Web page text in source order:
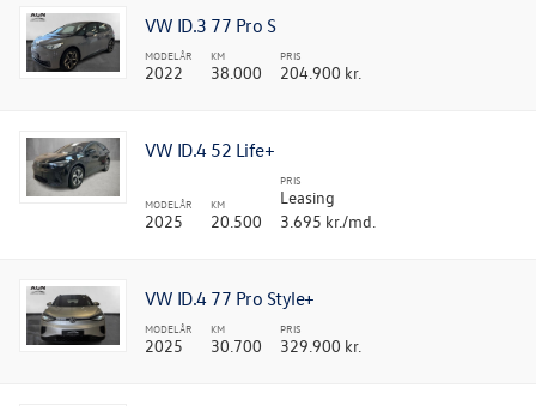
VW ID.3 77 Pro S
MODELÅR
2022
KM
38.000
PRIS
204.900 kr.
VW ID.4 52 Life+
MODELÅR
2025
KM
20.500
PRIS
Leasing
3.695 kr./md.
VW ID.4 77 Pro Style+
MODELÅR
2025
KM
30.700
PRIS
329.900 kr.